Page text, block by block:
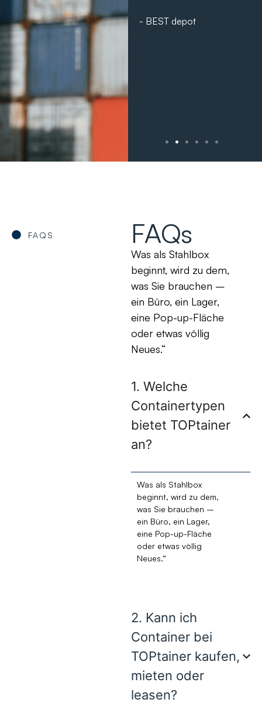
- Seaway Logistics
- BEST depot
FAQS FAQs
Was als Stahlbox
beginnt, wird zu dem,
was Sie brauchen –
ein Büro, ein Lager,
eine Pop-up-Fläche
oder etwas völlig
Neues.“
1. Welche
Containertypen
bietet TOPtainer
an?
Was als Stahlbox
beginnt, wird zu dem,
was Sie brauchen –
ein Büro, ein Lager,
eine Pop-up-Fläche
oder etwas völlig
Neues.“
2. Kann ich
Container bei
TOPtainer kaufen,
mieten oder
leasen?